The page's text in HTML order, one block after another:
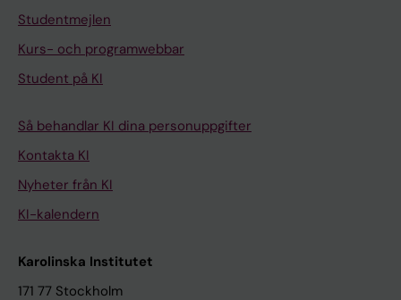
Studentmejlen
Kurs- och programwebbar
Student på KI
Så behandlar KI dina personuppgifter
Kontakta KI
Nyheter från KI
KI-kalendern
Karolinska Institutet
171 77 Stockholm